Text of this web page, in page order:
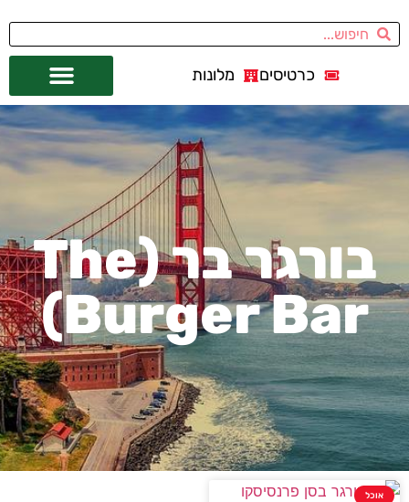
כרטיסים מלונות
בורגר בר (The
Burger Bar)
אוכל